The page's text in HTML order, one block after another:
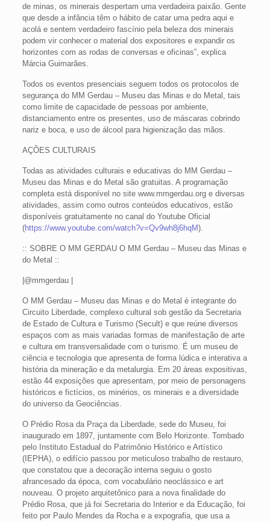
de minas, os minerais despertam uma verdadeira paixão. Gente
que desde a infância têm o hábito de catar uma pedra aqui e
acolá e sentem verdadeiro fascínio pela beleza dos minerais
podem vir conhecer o material dos expositores e expandir os
horizontes com as rodas de conversas e oficinas”, explica
Márcia Guimarães.
Todos os eventos presenciais seguem todos os protocolos de
segurança do MM Gerdau – Museu das Minas e do Metal, tais
como limite de capacidade de pessoas por ambiente,
distanciamento entre os presentes, uso de máscaras cobrindo
nariz e boca, e uso de álcool para higienização das mãos.
AÇÕES CULTURAIS
Todas as atividades culturais e educativas do MM Gerdau –
Museu das Minas e do Metal são gratuitas. A programação
completa está disponível no site www.mmgerdau.org e diversas
atividades, assim como outros conteúdos educativos, estão
disponíveis gratuitamente no canal do Youtube Oficial
(https://www.youtube.com/watch?v=Qv9wh8j6hqM).
:: SOBRE O MM GERDAU O MM Gerdau – Museu das Minas e
do Metal ::
|@mmgerdau |
O MM Gerdau – Museu das Minas e do Metal é integrante do
Circuito Liberdade, complexo cultural sob gestão da Secretaria
de Estado de Cultura e Turismo (Secult) e que reúne diversos
espaços com as mais variadas formas de manifestação de arte
e cultura em transversalidade com o turismo. É um museu de
ciência e tecnologia que apresenta de forma lúdica e interativa a
história da mineração e da metalurgia. Em 20 áreas expositivas,
estão 44 exposições que apresentam, por meio de personagens
históricos e fictícios, os minérios, os minerais e a diversidade
do universo da Geociências.
O Prédio Rosa da Praça da Liberdade, sede do Museu, foi
inaugurado em 1897, juntamente com Belo Horizonte. Tombado
pelo Instituto Estadual do Patrimônio Histórico e Artístico
(IEPHA), o edifício passou por meticuloso trabalho de restauro,
que constatou que a decoração interna seguiu o gosto
afrancesado da época, com vocabulário neoclássico e art
nouveau. O projeto arquitetônico para a nova finalidade do
Prédio Rosa, que já foi Secretaria do Interior e da Educação, foi
feito por Paulo Mendes da Rocha e a expografia, que usa a